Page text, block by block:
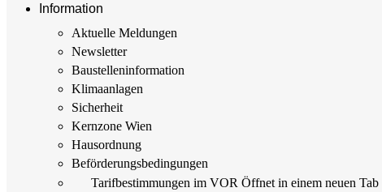
Information
Aktuelle Meldungen
Newsletter
Baustellen­information
Klimaanlagen
Sicherheit
Kernzone Wien
Hausordnung
Beförderungs­bedingungen
Tarif­bestimmungen im VOR Öffnet in einem neuen Tab